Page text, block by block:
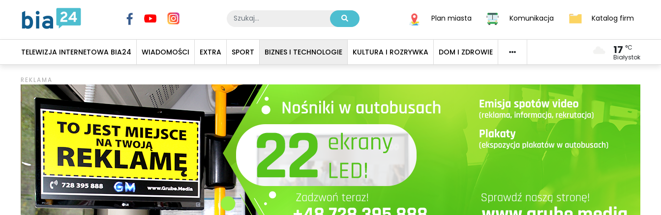
Plan miasta Komunikacja Katalog firm
TELEWIZJA INTERNETOWA BIA24 WIADOMOŚCI EXTRA SPORT BIZNES I TECHNOLOGIE KULTURA I ROZRYWKA DOM I ZDROWIE 17 °C
Białystok